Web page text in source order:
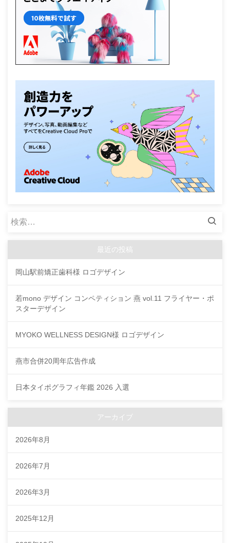
検
最近の投稿
岡山駅前矯正歯科様 ロゴデザイン
若mono デザイン コンペティション 燕 vol.11 フライヤー・ポ
スターデザイン
MYOKO WELLNESS DESIGN様 ロゴデザイン
燕市合併20周年広告作成
日本タイポグラフィ年鑑 2026 入選
アーカイブ
2026年8月
2026年7月
2026年3月
2025年12月